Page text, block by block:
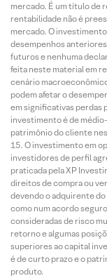
mercado. É um título de
rentabilidade não é
mercado. O
desempenhos
futuros e nenhuma
feita neste material em
cenário
podem afetar o
em significativas perdas
investimento é de
patrimônio do cliente
O investimento em
investidores de perfil
praticada pela XP
direitos de compra ou
devendo o adquirente
como num acordo
consideradas de risco
retorno e algumas
superiores ao capital
é de curto prazo e o
produto.